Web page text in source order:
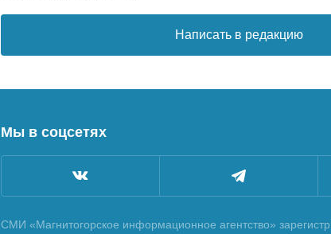
Написать в редакцию
Мы в соцсетях
СМИ «Магнитогорское информационное агентство»